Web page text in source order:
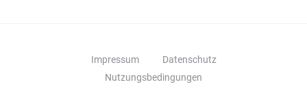
Impressum
Datenschutz
Nutzungsbedingungen